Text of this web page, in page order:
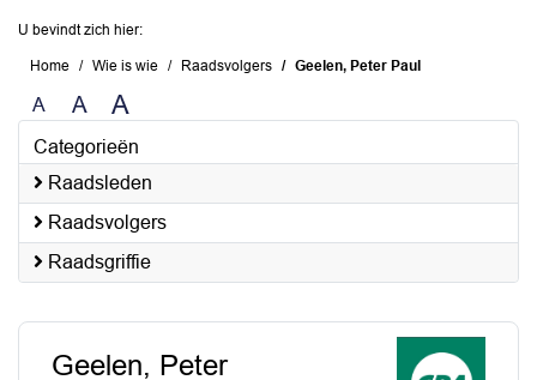
U bevindt zich hier:
Home Wie is wie Raadsvolgers Geelen, Peter Paul
A A A
Categorieën
Raadsleden
Raadsvolgers
Raadsgriffie
Geelen, Peter